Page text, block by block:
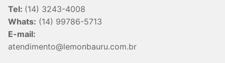
Tel: (14) 3243-4008
Whats: (14) 99786-5713
E-mail:
atendimento@lemonbauru.com.br